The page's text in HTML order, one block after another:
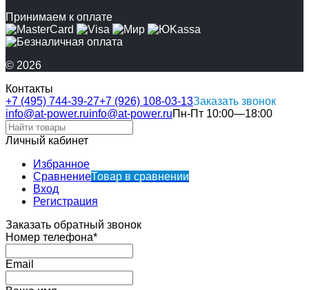
Принимаем к оплате
© 2026
Контакты
+7 (495) 744-39-27+7 (926) 108-03-13Заказать звонок
info@at-power.ruinfo@at-power.ruПн-Пт 10:00—18:00
Личный кабинет
Избранное
СравнениеТовар в сравнении
Вход
Регистрация
Заказать обратный звонок
Номер телефона*
Email